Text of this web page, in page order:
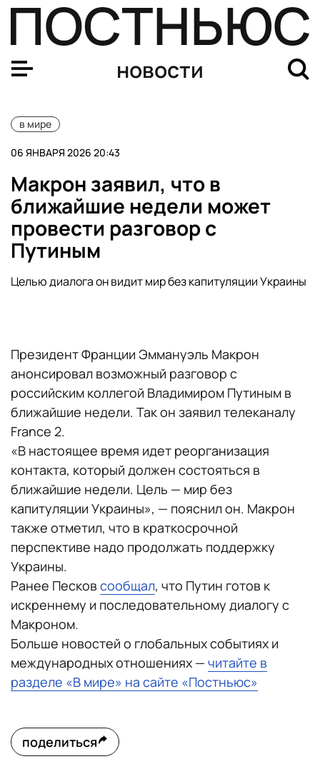
новости
в мире
06 ЯНВАРЯ 2026 20:43
Макрон заявил, что в
ближайшие недели может
провести разговор с
Путиным
Целью диалога он видит мир без капитуляции Украины
Президент Франции Эммануэль Макрон
анонсировал возможный разговор с
российским коллегой Владимиром Путиным в
ближайшие недели. Так он заявил телеканалу
France 2.
«В настоящее время идет реорганизация
контакта, который должен состояться в
ближайшие недели. Цель — мир без
капитуляции Украины», — пояснил он. Макрон
также отметил, что в краткосрочной
перспективе надо продолжать поддержку
Украины.
Ранее Песков сообщал, что Путин готов к
искреннему и последовательному диалогу с
Макроном.
Больше новостей о глобальных событиях и
международных отношениях — читайте в
разделе «В мире» на сайте «Постньюс»
поделиться
Туск заявил, что лидеры «коалиции желающих»